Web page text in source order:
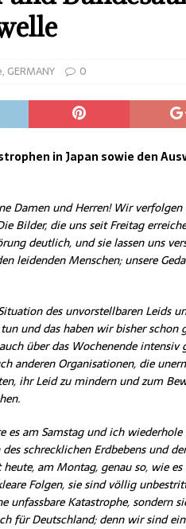
, GERMANY 0
in Japan sowie den
Damen und Herren! Wir
Bilder, die uns seit Freitag
deutlich, und sie lassen uns
leidenden Menschen; unsere
des unvorstellbaren Leids
und das haben wir bisher schon
über das Wochenende intensiv
anderen Organisationen, die
ihr Leid zu mindern und zum
es am Samstag und ich
schrecklichen Erdbebens und
am Montag, genau so, wie es
Folgen, sie sind völlig
unfassbare Katastrophe, sondern
für Deutschland; denn wir sind